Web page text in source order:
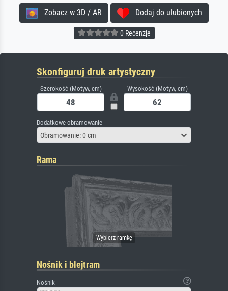
Zobacz w 3D / AR Dodaj do ulubionych
0 Recenzje
Skonfiguruj druk artystyczny
Szerokość (Motyw, cm) Wysokość (Motyw, cm)
Dodatkowe obramowanie
Obramowanie: 0 cm
Rama
Nośnik i blejtram
Nośnik